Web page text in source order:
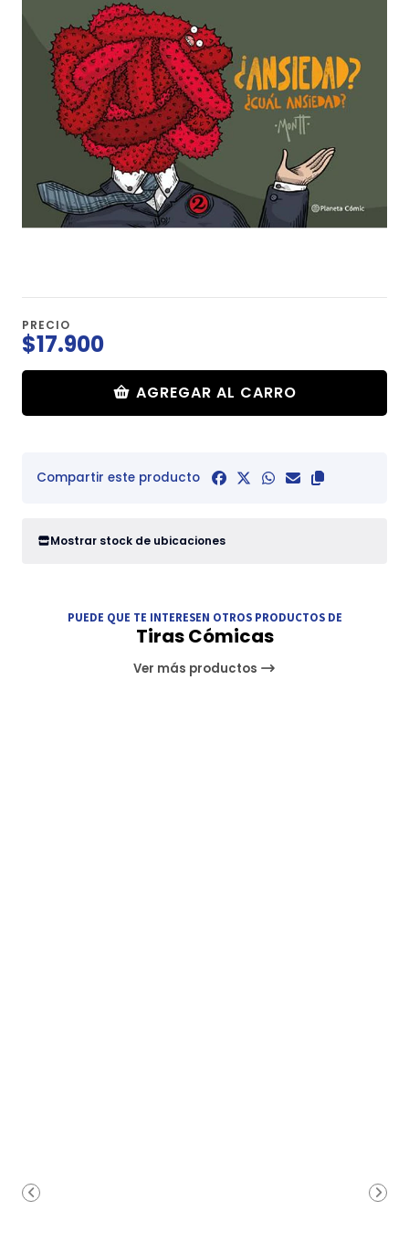
PRECIO
$17.900
AGREGAR AL CARRO
Compartir este producto
Mostrar stock de ubicaciones
PUEDE QUE TE INTERESEN OTROS PRODUCTOS DE
Tiras Cómicas
Ver más productos